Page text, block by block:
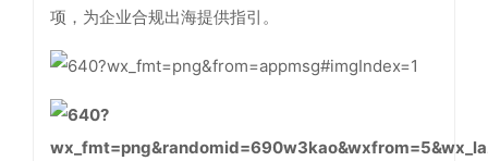
项，为企业合规出海提供指引。